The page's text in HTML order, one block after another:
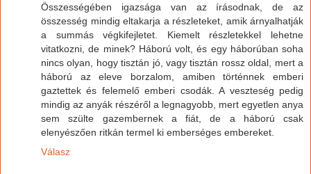
Összességében igazsága van az írásodnak, de az
összesség mindig eltakarja a részleteket, amik árnyalhatják
a summás végkifejletet. Kiemelt részletekkel lehetne
vitatkozni, de minek? Háború volt, és egy háborúban soha
nincs olyan, hogy tisztán jó, vagy tisztán rossz oldal, mert a
háború az eleve borzalom, amiben történnek emberi
gaztettek és felemelő emberi csodák. A veszteség pedig
mindig az anyák részéről a legnagyobb, mert egyetlen anya
sem szülte gazembernek a fiát, de a háború csak
elenyészően ritkán termel ki emberséges embereket.
Válasz